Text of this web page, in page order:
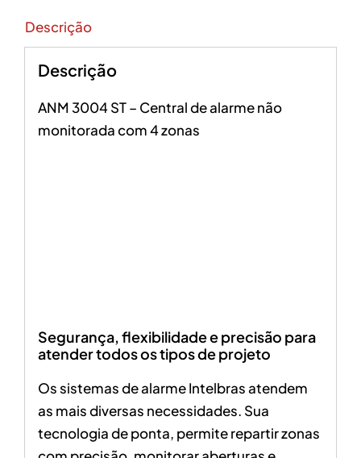
Descrição
Descrição
ANM 3004 ST – Central de alarme não
monitorada com 4 zonas
Segurança, flexibilidade e precisão para
atender todos os tipos de projeto
Os sistemas de alarme Intelbras atendem
as mais diversas necessidades. Sua
tecnologia de ponta, permite repartir zonas